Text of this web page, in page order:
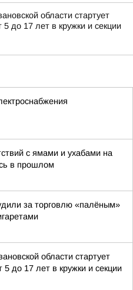
области стартует
5 до 17 лет в кружки и секции
с ямами и ухабами на
в прошлом
за торговлю «палёным»
области стартует
5 до 17 лет в кружки и секции